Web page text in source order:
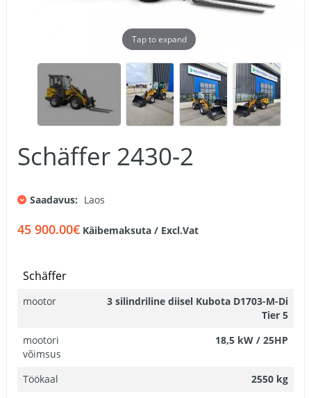
Tap to expand
Schäffer 2430-2
Saadavus: Laos
45 900.00€ Käibemaksuta / Excl.Vat
Schäffer
mootor
3 silindriline diisel Kubota D1703-M-Di
Tier 5
mootori
võimsus
18,5 kW / 25HP
Töökaal
2550 kg